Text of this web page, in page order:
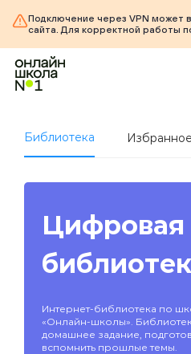
Подключение через VPN может
сайта. Для корректной работы
Библиотека Избранное
Цифровая
Интернет-библиотека по
«Онлайн-школы».
домашнее задание,
вспомнить прошлые темы.